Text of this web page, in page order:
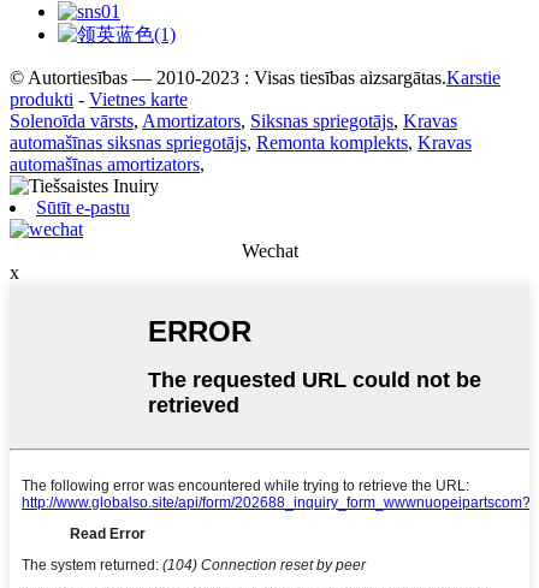
© Autortiesības — 2010-2023 : Visas tiesības aizsargātas.Karstie
produkti - Vietnes karte
Solenoīda vārsts, Amortizators, Siksnas spriegotājs, Kravas
automašīnas siksnas spriegotājs, Remonta komplekts, Kravas
automašīnas amortizators,
Sūtīt e-pastu
Wechat
x